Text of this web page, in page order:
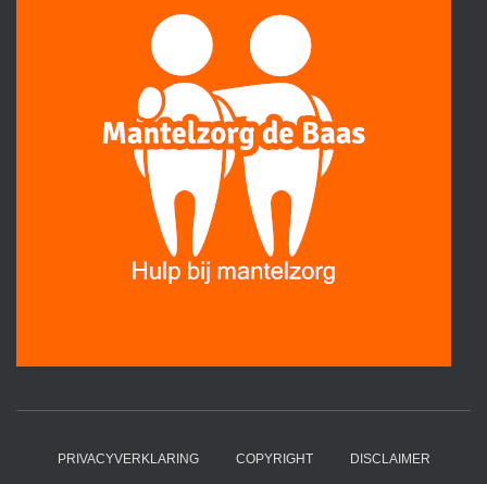
PRIVACYVERKLARING COPYRIGHT DISCLAIMER